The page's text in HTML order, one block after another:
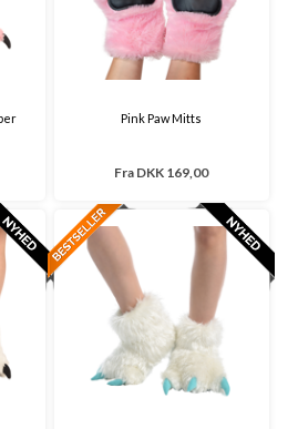
Pink Paw Mitts
Fra DKK 169,00